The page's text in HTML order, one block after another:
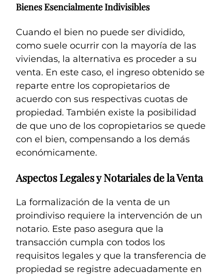
Bienes Esencialmente Indivisibles
Cuando el bien no puede ser dividido,
como suele ocurrir con la mayoría de las
viviendas, la alternativa es proceder a su
venta. En este caso, el ingreso obtenido se
reparte entre los copropietarios de
acuerdo con sus respectivas cuotas de
propiedad. También existe la posibilidad
de que uno de los copropietarios se quede
con el bien, compensando a los demás
económicamente.
Aspectos Legales y Notariales de la Venta
La formalización de la venta de un
proindiviso requiere la intervención de un
notario. Este paso asegura que la
transacción cumpla con todos los
requisitos legales y que la transferencia de
propiedad se registre adecuadamente en